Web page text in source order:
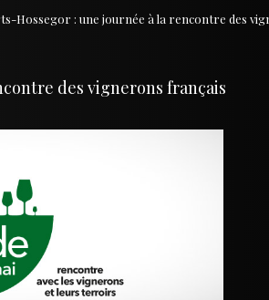
Hossegor : une journée à la rencontre des
des vignerons français